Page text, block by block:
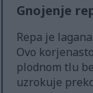
Gnojenje
Repa je
Ovo
plodnom tlu
uzrokuje